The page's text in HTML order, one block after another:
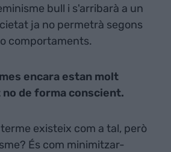
bull i s'arribarà a un
ja no permetrà segons
comportaments.
encara estan molt
de forma conscient.
existeix com a tal, però
És com minimitzar-